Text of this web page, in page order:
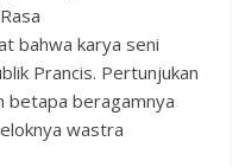
bahwa karya seni
Prancis. Pertunjukan
betapa beragamnya
wastra